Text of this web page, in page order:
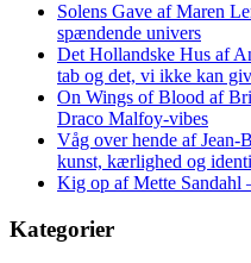
Solens Gave af Maren
spændende univers
Det Hollandske Hus af
tab og det, vi ikke kan
On Wings of Blood af
Draco Malfoy-vibes
Våg over hende af
kunst, kærlighed og
Kig op af Mette Sandahl
Kategorier